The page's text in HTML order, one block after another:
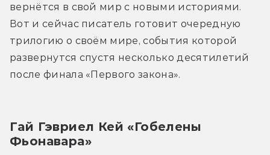
вернётся в свой мир с новыми историями.
Вот и сейчас писатель готовит очередную
трилогию о своём мире, события которой
развернутся спустя несколько десятилетий
после финала «Первого закона».
Гай Гэвриел Кей «Гобелены
Фьонавара»